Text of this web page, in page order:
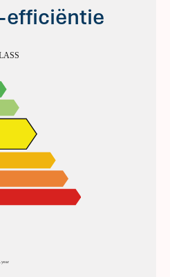
efficiëntie